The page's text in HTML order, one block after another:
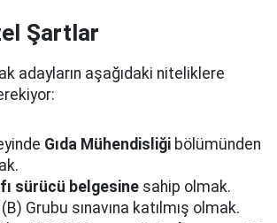
Şartlar
adayların aşağıdaki niteliklere
Gıda Mühendisliği bölümünden
sürücü belgesine sahip olmak.
Grubu sınavına katılmış olmak.